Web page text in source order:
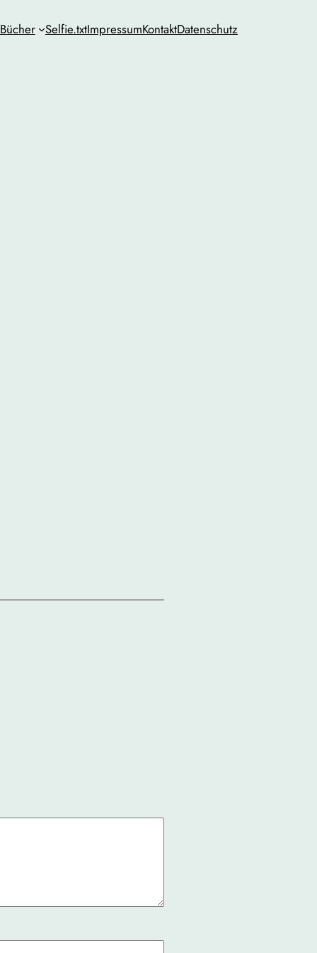
Bücher Selfie.txtImpressumKontaktDatenschutz